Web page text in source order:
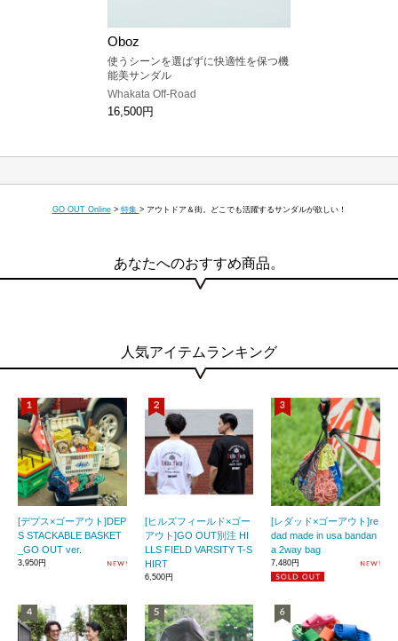
Oboz
使うシーンを選ばずに快適性を保つ機
能美サンダル
Whakata Off-Road
16,500円
GO OUT Online > 特集 > アウトドア＆街。どこでも活躍するサンダルが欲しい！
あなたへのおすすめ商品。
人気アイテムランキング
[デプス×ゴーアウト]DEP
S STACKABLE BASKET
_GO OUT ver.
3,950円
[ヒルズフィールド×ゴー
アウト]GO OUT別注 HI
LLS FIELD VARSITY T-S
HIRT
6,500円
[レダッド×ゴーアウト]re
dad made in usa bandan
a 2way bag
7,480円